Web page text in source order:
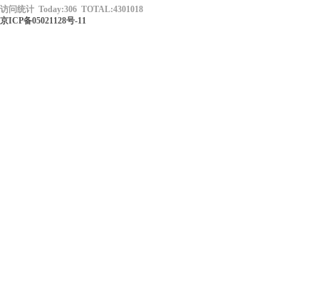
访问统计 Today:306 TOTAL:4301018
京ICP备05021128号-11